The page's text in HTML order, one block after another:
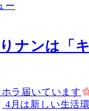
ー
ナンは「
ラ届いています
4月は新しい生活